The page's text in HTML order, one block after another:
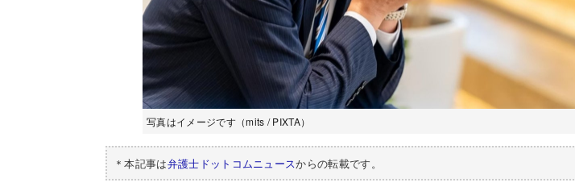
写真はイメージです（mits / PIXTA）
＊本記事は弁護士ドットコムニュースからの転載です。